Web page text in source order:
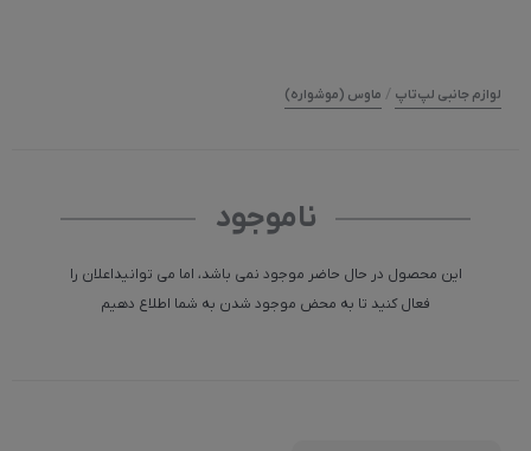
لوازم جانبی لپ‌تاپ / ماوس (موشواره)
ناموجود
این محصول در حال حاضر موجود نمی باشد، اما می توانیداعلان را
فعال کنید تا به محض موجود شدن به شما اطلاع دهیم